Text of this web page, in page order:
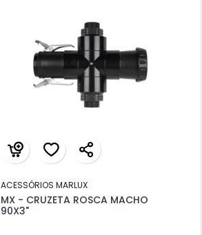
ACESSÓRIOS MARLUX
MX - CRUZETA ROSCA MACHO
90X3"